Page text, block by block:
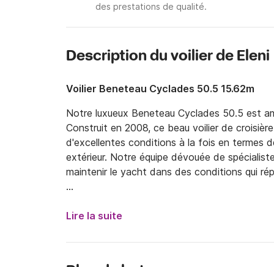
des prestations de qualité.
Description du voilier de Eleni
Voilier Beneteau Cyclades 50.5 15.62m
Notre luxueux Beneteau Cyclades 50.5 est
Construit en 2008, ce beau voilier de
d'excellentes conditions à la fois en termes
extérieur. Notre équipe dévouée de
maintenir le yacht dans des conditions qui
bateau peut être loué pour des charters
vos vacances. Cela peut être dû au fait que
Lire la suite